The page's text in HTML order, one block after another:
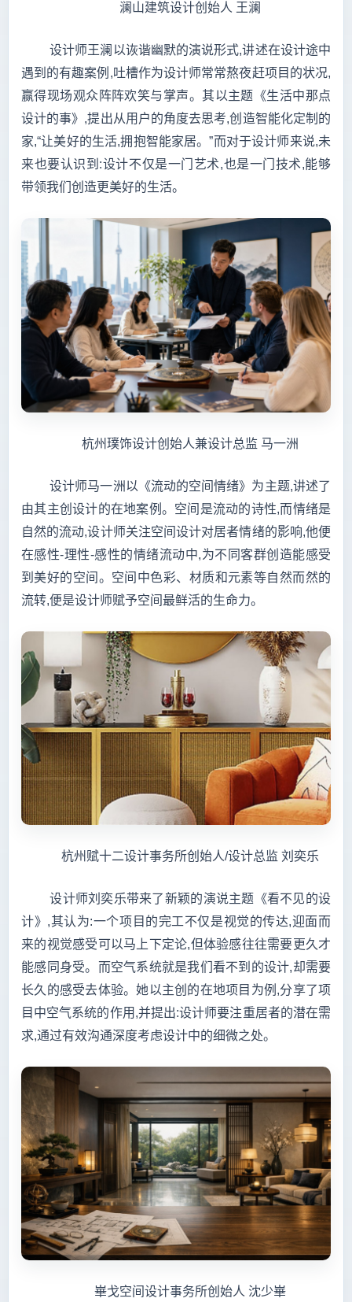
澜山建筑设计创始人 王澜
设计师王澜以诙谐幽默的演说形式,讲述在设计途中
遇到的有趣案例,吐槽作为设计师常常熬夜赶项目的状况,
赢得现场观众阵阵欢笑与掌声。其以主题《生活中那点
设计的事》,提出从用户的角度去思考,创造智能化定制的
家,“让美好的生活,拥抱智能家居。”而对于设计师来说,未
来也要认识到:设计不仅是一门艺术,也是一门技术,能够
带领我们创造更美好的生活。
杭州璞饰设计创始人兼设计总监 马一洲
设计师马一洲以《流动的空间情绪》为主题,讲述了
由其主创设计的在地案例。空间是流动的诗性,而情绪是
自然的流动,设计师关注空间设计对居者情绪的影响,他便
在感性-理性-感性的情绪流动中,为不同客群创造能感受
到美好的空间。空间中色彩、材质和元素等自然而然的
流转,便是设计师赋予空间最鲜活的生命力。
杭州赋十二设计事务所创始人/设计总监 刘奕乐
设计师刘奕乐带来了新颖的演说主题《看不见的设
计》,其认为:一个项目的完工不仅是视觉的传达,迎面而
来的视觉感受可以马上下定论,但体验感往往需要更久才
能感同身受。而空气系统就是我们看不到的设计,却需要
长久的感受去体验。她以主创的在地项目为例,分享了项
目中空气系统的作用,并提出:设计师要注重居者的潜在需
求,通过有效沟通深度考虑设计中的细微之处。
崋戈空间设计事务所创始人 沈少崋